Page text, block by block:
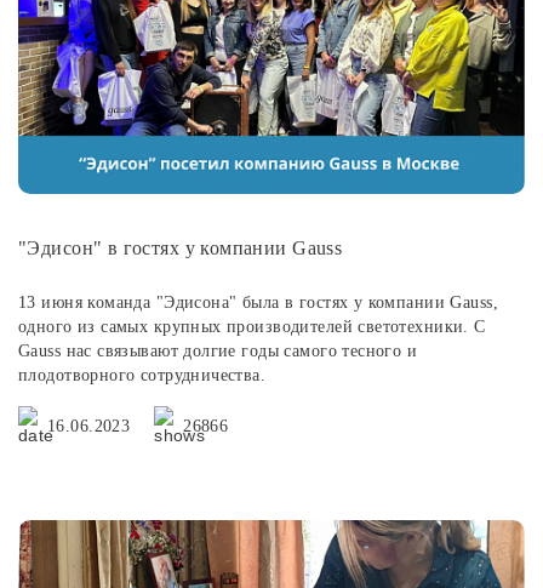
"Эдисон" в гостях у компании Gauss
13 июня команда "Эдисона" была в гостях у компании Gauss,
одного из самых крупных производителей светотехники. С
Gauss нас связывают долгие годы самого тесного и
плодотворного сотрудничества.
16.06.2023 26866